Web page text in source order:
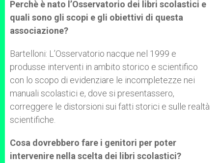
Perchè è nato l’Osservatorio dei libri scolastici e
quali sono gli scopi e gli obiettivi di questa
associazione?
Bartelloni: L’Osservatorio nacque nel 1999 e
produsse interventi in ambito storico e scientifico
con lo scopo di evidenziare le incompletezze nei
manuali scolastici e, dove si presentassero,
correggere le distorsioni sui fatti storici e sulle realtà
scientifiche.
Cosa dovrebbero fare i genitori per poter
intervenire nella scelta dei libri scolastici?